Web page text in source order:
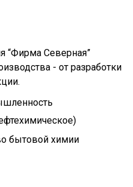
“Фирма Северная”
- от разработки
бытовой химии